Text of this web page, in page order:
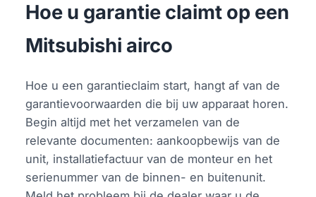
Hoe u garantie claimt op een
Mitsubishi airco
Hoe u een garantieclaim start, hangt af van de
garantievoorwaarden die bij uw apparaat horen.
Begin altijd met het verzamelen van de
relevante documenten: aankoopbewijs van de
unit, installatiefactuur van de monteur en het
serienummer van de binnen- en buitenunit.